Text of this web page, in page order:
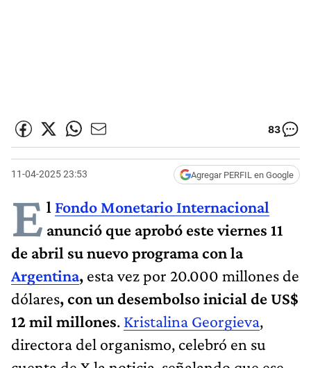
83
11-04-2025 23:53 Agregar PERFIL en Google
E l Fondo Monetario Internacional
anunció que aprobó este viernes 11
de abril su nuevo programa con la
Argentina, esta vez por 20.000 millones de
dólares, con un desembolso inicial de US$
12 mil millones. Kristalina Georgieva,
directora del organismo, celebró en su